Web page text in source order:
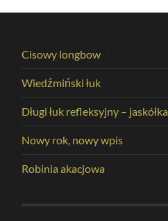
Cisowy longbow
Wiedźmiński łuk
Długi łuk refleksyjny – jaskółka
Nowy rok, nowy wpis
Robinia akacjowa